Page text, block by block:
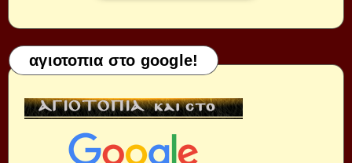
αγιοτοπια στο google!